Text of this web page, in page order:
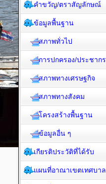
คำขวัญ/ตราสัญลักษณ์
ข้อมูลพื้นฐาน
สภาพทั่วไป
การปกครอง/ประชากร
สภาพทางเศรษฐกิจ
สภาพทางสังคม
โครงสร้างพื้นฐาน
ข้อมูลอื่น ๆ
เกียรติประวัติที่ได้รับ
แผนที่อาณาเขตเทศบาล